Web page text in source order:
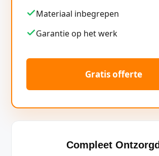
Materiaal inbegrepen
Garantie op het werk
Gratis offerte
Compleet Ontzorgd